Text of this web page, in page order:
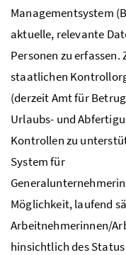
Managementsystem
aktuelle, relevante
Personen zu erfassen.
staatlichen
(derzeit Amt für
Urlaubs- und
Kontrollen zu
System für
Möglichkeit, laufend
Arbeitnehmerinnen/
hinsichtlich des